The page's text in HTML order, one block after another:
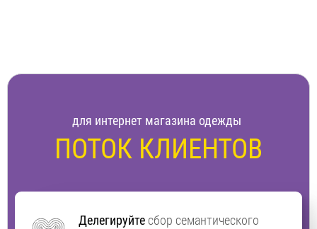
для интернет магазина одежды
ПОТОК КЛИЕНТОВ
Делегируйте сбор семантического